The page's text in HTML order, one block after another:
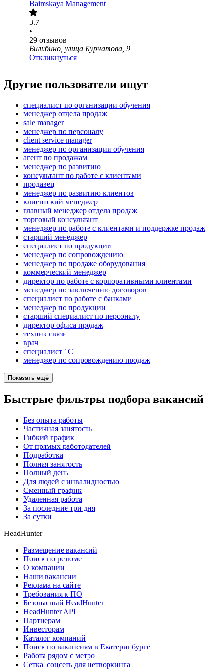
Baimskaya Management
3.7
•
29 отзывов
Билибино, улица Курчатова, 9
Откликнуться
Другие пользователи ищут
специалист по организации обучения
менеджер отдела продаж
sale manager
менеджер по персоналу
client service manager
менеджер по организации обучения
агент по продажам
менеджер по развитию
консультант по работе с клиентами
продавец
менеджер по развитию клиентов
клиентский менеджер
главный менеджер отдела продаж
торговый консультант
менеджер по работе с клиентами и поддержке продаж
старший менеджер
специалист по продукции
менеджер по сопровождению
менеджер по продаже оборудования
коммерческий менеджер
директор по работе с корпоративными клиентами
менеджер по заключению договоров
специалист по работе с банками
менеджер по продукции
старший специалист по персоналу
директор офиса продаж
техник связи
врач
специалист 1С
менеджер по сопровождению продаж
Показать ещё
Быстрые фильтры подбора вакансий
Без опыта работы
Частичная занятость
Гибкий график
От прямых работодателей
Подработка
Полная занятость
Полный день
Для людей с инвалидностью
Сменный график
Удаленная работа
За последние три дня
За сутки
HeadHunter
Размещение вакансий
Поиск по резюме
О компании
Наши вакансии
Реклама на сайте
Требования к ПО
Безопасный HeadHunter
HeadHunter API
Партнерам
Инвесторам
Каталог компаний
Поиск по вакансиям в Екатеринбурге
Работа рядом с метро
Сетка: соцсеть для нетворкинга